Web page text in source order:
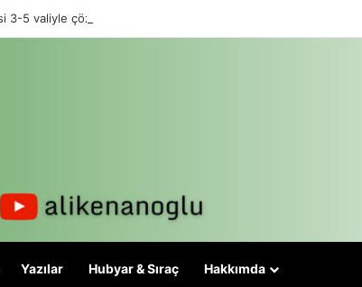
3-5 valiyle çözülmez, bu bir eşit yurttaşlık sorunudur!
Yazılar Hubyar & Sıraç Hakkımda